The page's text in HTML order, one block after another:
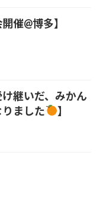
催@博多】
け継いだ、みかん
ました
】